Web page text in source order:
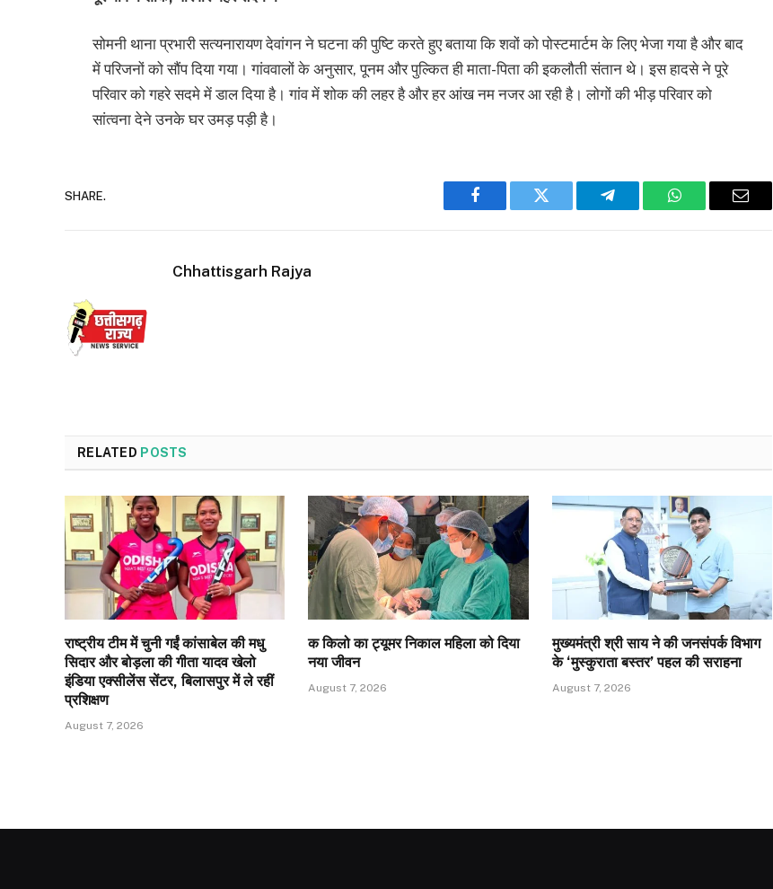
सोमनी थाना प्रभारी सत्यनारायण देवांगन ने घटना की पुष्टि करते हुए बताया कि शवों को पोस्टमार्टम के लिए भेजा गया है और बाद
में परिजनों को सौंप दिया गया। गांववालों के अनुसार, पूनम और पुल्कित ही माता-पिता की इकलौती संतान थे। इस हादसे ने पूरे
परिवार को गहरे सदमे में डाल दिया है। गांव में शोक की लहर है और हर आंख नम नजर आ रही है। लोगों की भीड़ परिवार को
सांत्वना देने उनके घर उमड़ पड़ी है।
SHARE.
Facebook Twitter Telegram WhatsAppEmail
Chhattisgarh Rajya
RELATED POSTS
राष्ट्रीय टीम में चुनी गईं कांसाबेल की मधु
सिदार और बोड़ला की गीता यादव खेलो
इंडिया एक्सीलेंस सेंटर, बिलासपुर में ले रहीं
प्रशिक्षण
August 7, 2026
क किलो का ट्यूमर निकाल महिला को दिया
नया जीवन
August 7, 2026
मुख्यमंत्री श्री साय ने की जनसंपर्क विभाग
के ‘मुस्कुराता बस्तर’ पहल की सराहना
August 7, 2026